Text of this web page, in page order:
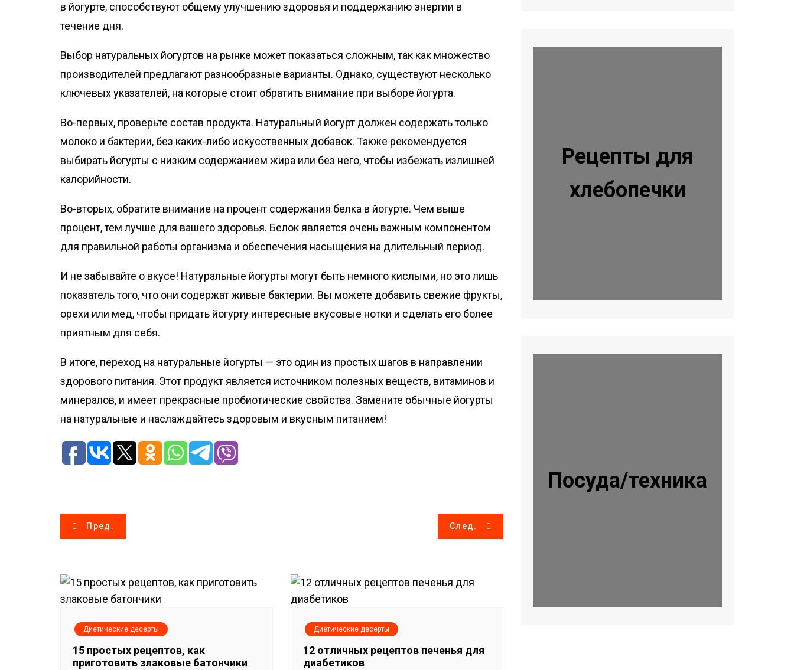
в йогурте, способствуют общему улучшению здоровья и поддержанию энергии в
течение дня.
Выбор натуральных йогуртов на рынке может показаться сложным, так как множество
производителей предлагают разнообразные варианты. Однако, существуют несколько
ключевых указателей, на которые стоит обратить внимание при выборе йогурта.
Во-первых, проверьте состав продукта. Натуральный йогурт должен содержать только
молоко и бактерии, без каких-либо искусственных добавок. Также рекомендуется
выбирать йогурты с низким содержанием жира или без него, чтобы избежать излишней
калорийности.
Во-вторых, обратите внимание на процент содержания белка в йогурте. Чем выше
процент, тем лучше для вашего здоровья. Белок является очень важным компонентом
для правильной работы организма и обеспечения насыщения на длительный период.
И не забывайте о вкусе! Натуральные йогурты могут быть немного кислыми, но это лишь
показатель того, что они содержат живые бактерии. Вы можете добавить свежие фрукты,
орехи или мед, чтобы придать йогурту интересные вкусовые нотки и сделать его более
приятным для себя.
В итоге, переход на натуральные йогурты — это один из простых шагов в направлении
здорового питания. Этот продукт является источником полезных веществ, витаминов и
минералов, и имеет прекрасные пробиотические свойства. Замените обычные йогурты
на натуральные и наслаждайтесь здоровым и вкусным питанием!
Н
в
и
Пред. След.
Диетические десерты
15 простых рецептов, как
приготовить злаковые батончики
Диетические десерты
12 отличных рецептов печенья для
диабетиков
Рецепты для
хлебопечки
Посуда/техника